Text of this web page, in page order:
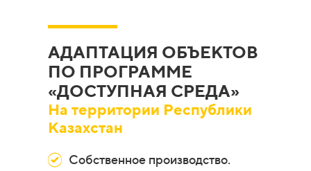
АДАПТАЦИЯ ОБЪЕКТОВ
ПО ПРОГРАММЕ
«ДОСТУПНАЯ СРЕДА»
На территории Республики
Казахстан
Собственное производство.